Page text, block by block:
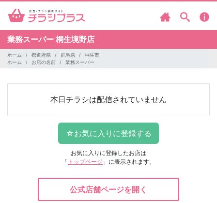
業務スーパー 桐生境野店
ホーム 都道府県 群馬県
桐生市
ホーム
お店の名前 業務スーパー
本日チラシは配信されていません
お気に入りに登録したお店は
「 トップページ 」に表示されます。
公式店舗ページを開く